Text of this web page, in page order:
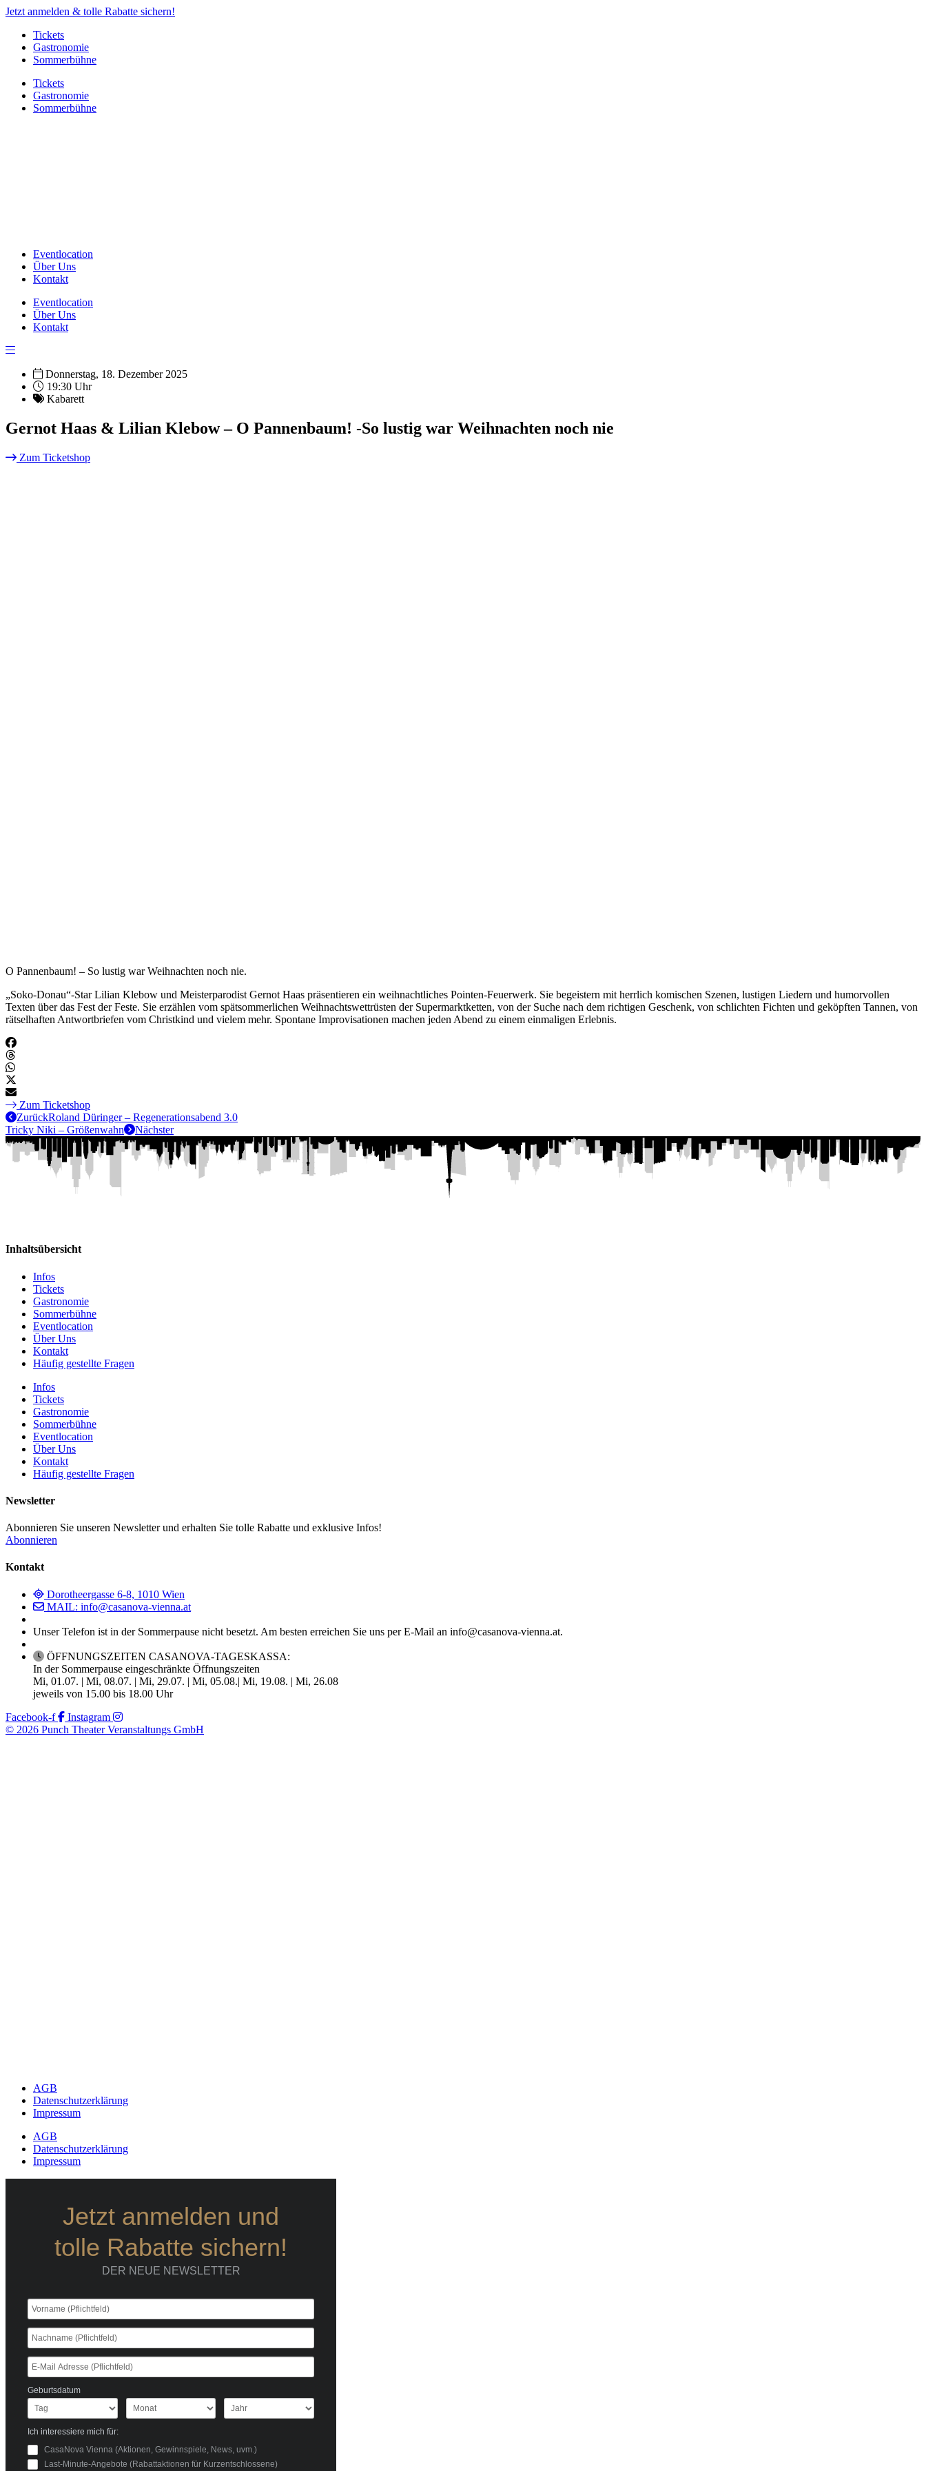
Jetzt anmelden & tolle Rabatte sichern!
Tickets
Gastronomie
Sommerbühne
Tickets
Gastronomie
Sommerbühne
Eventlocation
Über Uns
Kontakt
Eventlocation
Über Uns
Kontakt
Donnerstag, 18. Dezember 2025
19:30 Uhr
Kabarett
Gernot Haas & Lilian Klebow – O Pannenbaum! -So lustig war Weihnachten noch nie
Zum Ticketshop
O Pannenbaum! – So lustig war Weihnachten noch nie.
„Soko-Donau“-Star Lilian Klebow und Meisterparodist Gernot Haas präsentieren ein weihnachtliches Pointen-Feuerwerk. Sie begeistern mit herrlich komischen Szenen, lustigen Liedern und humorvollen
Texten über das Fest der Feste. Sie erzählen vom spätsommerlichen Weihnachtswettrüsten der Supermarktketten, von der Suche nach dem richtigen Geschenk, von schlichten Fichten und geköpften Tannen, von
rätselhaften Antwortbriefen vom Christkind und vielem mehr. Spontane Improvisationen machen jeden Abend zu einem einmaligen Erlebnis.
Zum Ticketshop
ZurückRoland Düringer – Regenerationsabend 3.0
Tricky Niki – Größenwahn
Nächster
Inhaltsübersicht
Infos
Tickets
Gastronomie
Sommerbühne
Eventlocation
Über Uns
Kontakt
Häufig gestellte Fragen
Infos
Tickets
Gastronomie
Sommerbühne
Eventlocation
Über Uns
Kontakt
Häufig gestellte Fragen
Newsletter
Abonnieren Sie unseren Newsletter und erhalten Sie tolle Rabatte und exklusive Infos!
Abonnieren
Kontakt
Dorotheergasse 6-8, 1010 Wien
MAIL: info@casanova-vienna.at
Unser Telefon ist in der Sommerpause nicht besetzt. Am besten erreichen Sie uns per E-Mail an info@casanova-vienna.at.
ÖFFNUNGSZEITEN CASANOVA-TAGESKASSA:
In der Sommerpause eingeschränkte Öffnungszeiten
Mi, 01.07. | Mi, 08.07. | Mi, 29.07. | Mi, 05.08.| Mi, 19.08. | Mi, 26.08
jeweils von 15.00 bis 18.00 Uhr
Facebook-f
Instagram
© 2026 Punch Theater Veranstaltungs GmbH
AGB
Datenschutzerklärung
Impressum
AGB
Datenschutzerklärung
Impressum
Jetzt anmelden und
tolle Rabatte sichern!
DER NEUE NEWSLETTER
Geburtsdatum
Ich interessiere mich für:
CasaNova Vienna (Aktionen, Gewinnspiele, News, uvm.)
Last-Minute-Angebote (Rabattaktionen für Kurzentschlossene)